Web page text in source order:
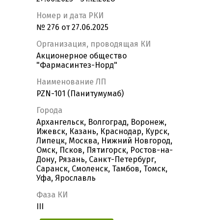
Номер и дата РКИ
№ 276 от 27.06.2025
Организация, проводящая КИ
Акционерное общество
"Фармасинтез-Норд"
Наименование ЛП
PZN-101 (Панитумумаб)
Города
Архангельск, Волгоград, Воронеж,
Ижевск, Казань, Краснодар, Курск,
Липецк, Москва, Нижний Новгород,
Омск, Псков, Пятигорск, Ростов-на-
Дону, Рязань, Санкт-Петербург,
Саранск, Смоленск, Тамбов, Томск,
Уфа, Ярославль
Фаза КИ